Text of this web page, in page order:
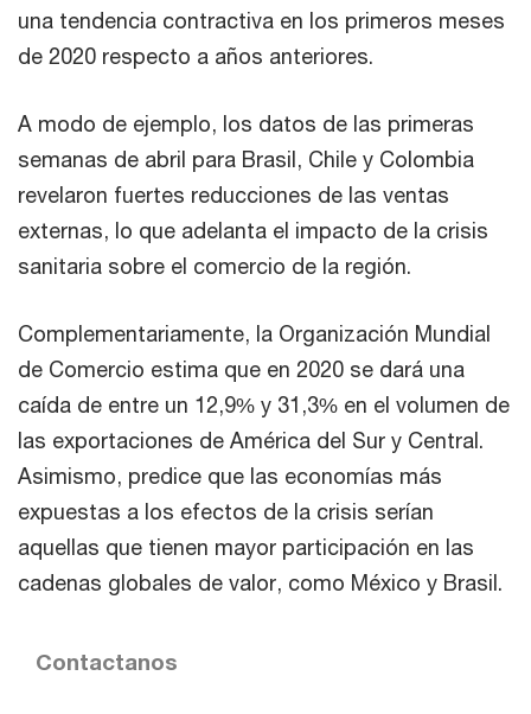
una tendencia contractiva en los primeros meses
de 2020 respecto a años anteriores.
A modo de ejemplo, los datos de las primeras
semanas de abril para Brasil, Chile y Colombia
revelaron fuertes reducciones de las ventas
externas, lo que adelanta el impacto de la crisis
sanitaria sobre el comercio de la región.
Complementariamente, la Organización Mundial
de Comercio estima que en 2020 se dará una
caída de entre un 12,9% y 31,3% en el volumen de
las exportaciones de América del Sur y Central.
Asimismo, predice que las economías más
expuestas a los efectos de la crisis serían
aquellas que tienen mayor participación en las
cadenas globales de valor, como México y Brasil.
Contactanos